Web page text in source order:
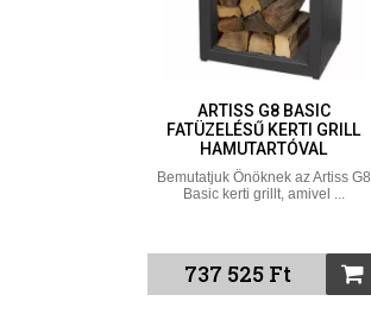
ARTISS G8 BASIC
FATÜZELÉSŰ KERTI GRILL
HAMUTARTÓVAL
Bemutatjuk Önöknek az Artiss G8
Basic kerti grillt, amivel ...
737 525 Ft